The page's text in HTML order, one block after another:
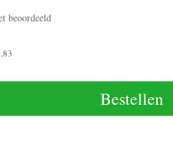
beoordeeld
Bestellen